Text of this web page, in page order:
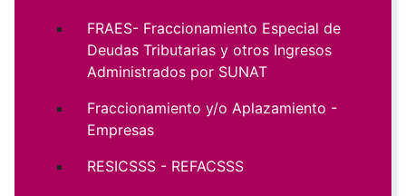
FRAES- Fraccionamiento Especial de
Deudas Tributarias y otros Ingresos
Administrados por SUNAT
Fraccionamiento y/o Aplazamiento -
Empresas
RESICSSS - REFACSSS